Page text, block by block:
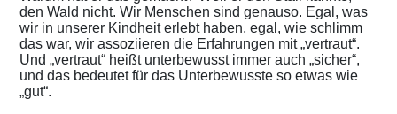
den Wald nicht. Wir Menschen sind genauso. Egal, was
wir in unserer Kindheit erlebt haben, egal, wie schlimm
das war, wir assoziieren die Erfahrungen mit „vertraut“.
Und „vertraut“ heißt unterbewusst immer auch „sicher“,
und das bedeutet für das Unterbewusste so etwas wie
„gut“.